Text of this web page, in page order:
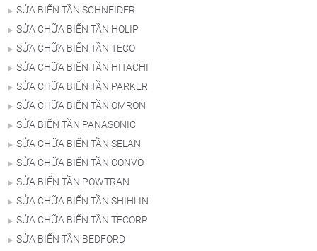
SỬA BIẾN TẦN SCHNEIDER
SỬA CHỮA BIẾN TẦN HOLIP
SỬA CHỮA BIẾN TẦN TECO
SỬA CHỮA BIẾN TẦN HITACHI
SỬA CHỮA BIẾN TẦN PARKER
SỬA CHỮA BIẾN TẦN OMRON
SỬA BIẾN TẦN PANASONIC
SỬA CHỮA BIẾN TẦN SELAN
SỬA CHỮA BIẾN TẦN CONVO
SỬA BIẾN TẦN POWTRAN
SỬA CHỮA BIẾN TẦN SHIHLIN
SỬA CHỮA BIẾN TẦN TECORP
SỬA BIẾN TẦN BEDFORD